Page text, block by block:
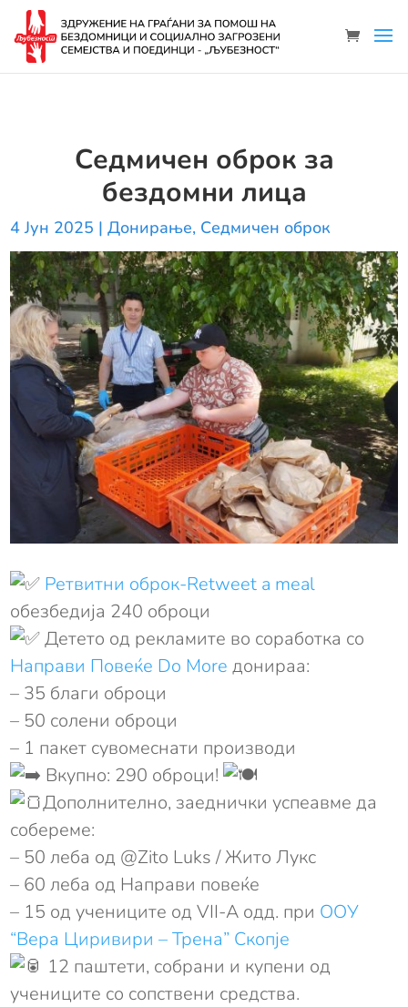
Седмичен оброк за
бездомни лица
4 Јун 2025 |Донирање, Седмичен оброк
Ретвитни oброк-Retweet a meal
обезбедија 240 оброци
Детето од рекламите во соработка со
Направи Повеќе Do More донираа:
– 35 благи оброци
– 50 солени оброци
– 1 пакет сувомеснати производи
Вкупно: 290 оброци!
Дополнително, заеднички успеавме да
собереме:
– 50 леба од @Zito Luks / Жито Лукс
– 60 леба од Направи повеќе
– 15 од учениците од VII-А одд. при ООУ
“Вера Циривири – Трена” Скопје
12 паштети, собрани и купени од
учениците со сопствени средства.